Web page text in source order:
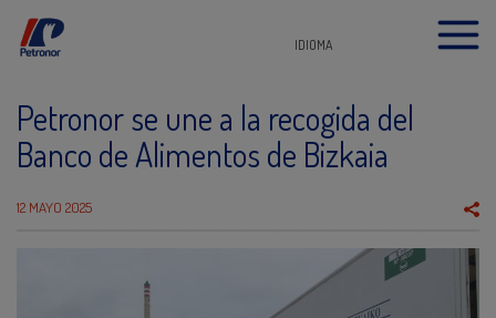
IDIOMA
Petronor se une a la recogida del
Banco de Alimentos de Bizkaia
12 MAYO 2025